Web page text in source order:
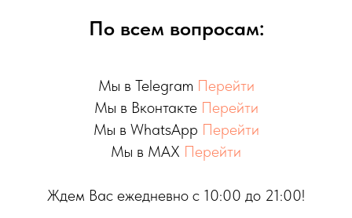
По всем вопросам:
Мы в Telegram Перейти
Мы в Вконтакте Перейти
Мы в WhatsApp Перейти
Мы в MAX Перейти
Ждем Вас ежедневно с 10:00 до 21:00!